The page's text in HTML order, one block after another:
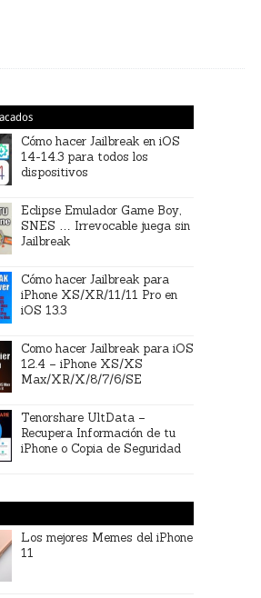
Cómo hacer Jailbreak en iOS
14-14.3 para todos los
dispositivos
Eclipse Emulador Game Boy,
SNES … Irrevocable juega sin
Jailbreak
Cómo hacer Jailbreak para
iPhone XS/XR/11/11 Pro en
iOS 13.3
Como hacer Jailbreak para iOS
12.4 – iPhone XS/XS
Max/XR/X/8/7/6/SE
Tenorshare UltData –
Recupera Información de tu
iPhone o Copia de Seguridad
Los mejores Memes del iPhone
11